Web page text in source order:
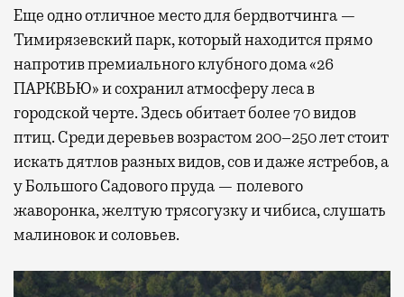
Еще одно отличное место для бердвотчинга —
Тимирязевский парк, который находится прямо
напротив премиального клубного дома «26
ПАРКВЬЮ» и сохранил атмосферу леса в
городской черте. Здесь обитает более 70 видов
птиц. Среди деревьев возрастом 200–250 лет стоит
искать дятлов разных видов, сов и даже ястребов, а
у Большого Садового пруда — полевого
жаворонка, желтую трясогузку и чибиса, слушать
малиновок и соловьев.